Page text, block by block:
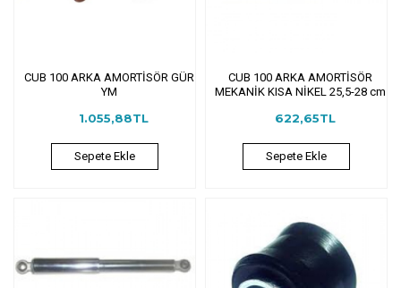
CUB 100 ARKA AMORTİSÖR GÜR
YM
1.055,88TL
Sepete Ekle
CUB 100 ARKA AMORTİSÖR
MEKANİK KISA NİKEL 25,5-28 cm
622,65TL
Sepete Ekle